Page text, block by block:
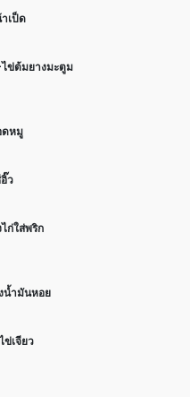
เป็ด
ไข่ต้มยางมะตูม
ดหมู
ว
ก่ใส่พริก
น้ำมันหอย
ข่เจียว